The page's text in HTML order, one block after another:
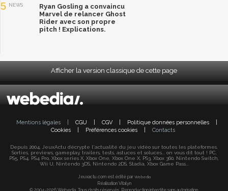
5 NEWS
Ryan Gosling a convaincu
Marvel de relancer Ghost
Rider avec son propre
pitch ! Explications.
Afficher la version classique de cette page
Mentions légales CGU CGV Politique données personnelles
Cookies
Préférences cookies Contacts
Depuis 2004, JeuxActu décrypte l'actualité du jeu vidéo sur toutes les plateformes.
Sorties, previews, gameplay, trailers, tests, astuces et soluces... on vous dit tout ! PC,
PS5, PS4, PS4 Pro, Xbox series X, Xbox One, Xbox One X, PS3, Xbox 360, Nintendo Switch,
Wii U, Nintendo 3DS, Nintendo 2DS, Stadia, Xbox Game Pass...
Jeuxactu.com est édité par Webedia
Réalisation Vitalyn